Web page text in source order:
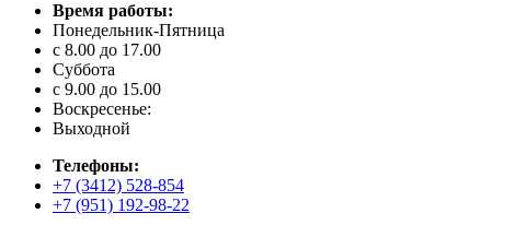
Время работы:
Понедельник-Пятница
с 8.00 до 17.00
Суббота
с 9.00 до 15.00
Воскресенье:
Выходной
Телефоны:
+7 (3412) 528-854
+7 (951) 192-98-22